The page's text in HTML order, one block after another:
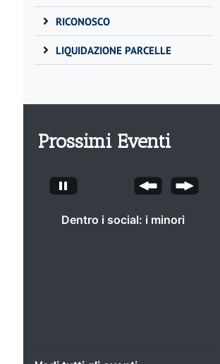
RICONOSCO
LIQUIDAZIONE PARCELLE
Prossimi Eventi
L’I.A. nella Giustizia e